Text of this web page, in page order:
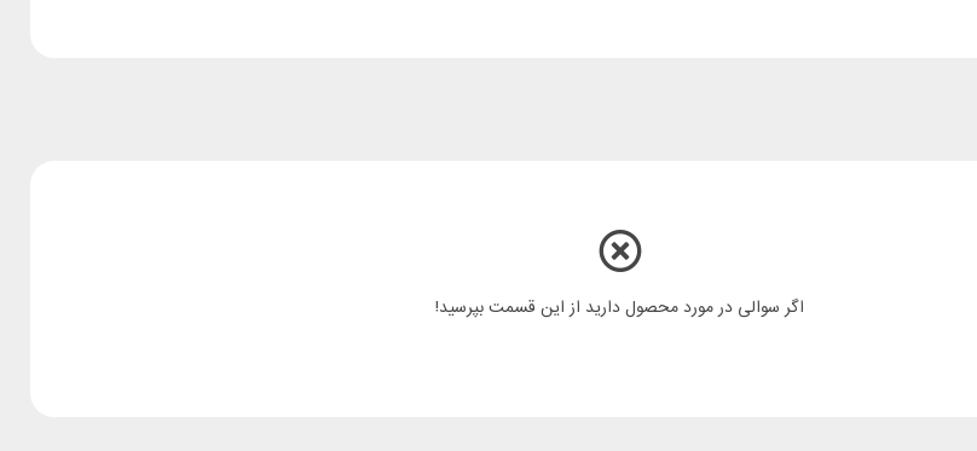
اگر سوالی در مورد محصول دارید از این قسمت بپرسید!